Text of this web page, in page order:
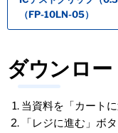
（FP-10LN-05）
ダウンロ
当資料を「カート
「レジに進む」ボ